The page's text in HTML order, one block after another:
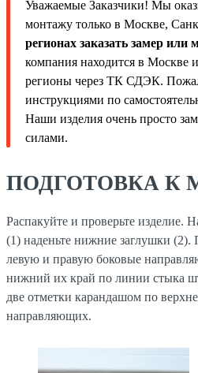
Уважаемые Заказчики! Мы
монтажу только в Москве,
регионах заказать замер
компания находится в Москве и
регионы через ТК СДЭК.
инструкциями по
Наши изделия очень просто
силами.
ПОДГОТОВКА К
Распакуйте и проверьте изделие.
(1) наденьте нижние заглушки
левую и правую боковые
нижний их край по линии стыка
две отметки карандашом по
направляющих.